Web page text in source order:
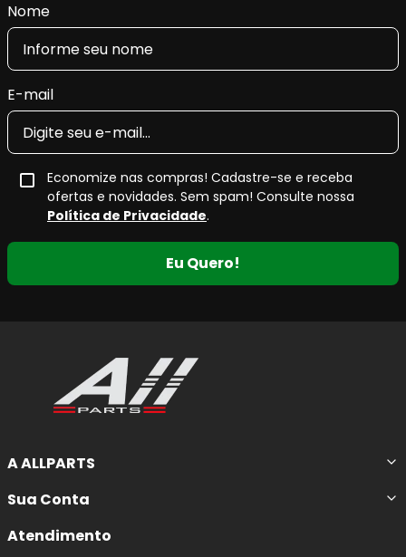
Nome
E-mail
Economize nas compras! Cadastre-se e receba
ofertas e novidades. Sem spam! Consulte nossa
Política de Privacidade.
Eu Quero!
A ALLPARTS
Sua Conta
Atendimento